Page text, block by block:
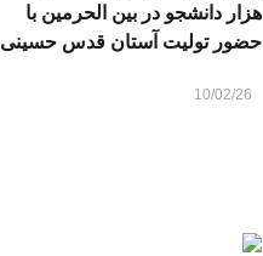
هزار دانشجو در بین الحرمین با
حضور تولیت آستان قدس حسینی
10/02/26